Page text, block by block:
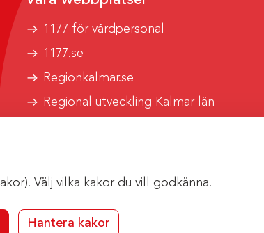
Välj vilka kakor du vill godkänna.
Hantera kakor
1177 för vårdpersonal
1177.se
Regionkalmar.se
Regional utveckling Kalmar län